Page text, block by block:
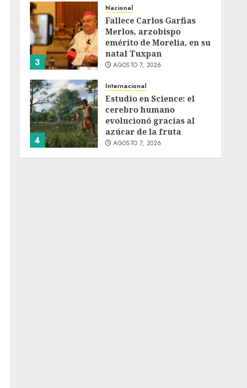
3
Nacional
Fallece Carlos Garfias
Merlos, arzobispo
emérito de Morelia, en su
natal Tuxpan
AGOSTO 7, 2026
4
Internacional
Estudio en Science: el
cerebro humano
evolucionó gracias al
azúcar de la fruta
AGOSTO 7, 2026